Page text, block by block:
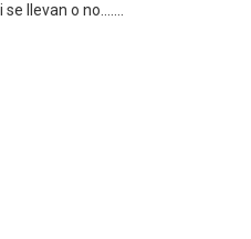
llevan o no.......